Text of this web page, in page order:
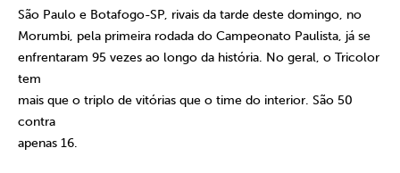
São Paulo e Botafogo-SP, rivais da tarde deste domingo, no
Morumbi, pela primeira rodada do Campeonato Paulista, já se
enfrentaram 95 vezes ao longo da história. No geral, o Tricolor
tem
mais que o triplo de vitórias que o time do interior. São 50
contra
apenas 16.